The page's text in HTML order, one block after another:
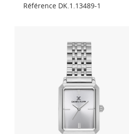
Référence DK.1.13489-1